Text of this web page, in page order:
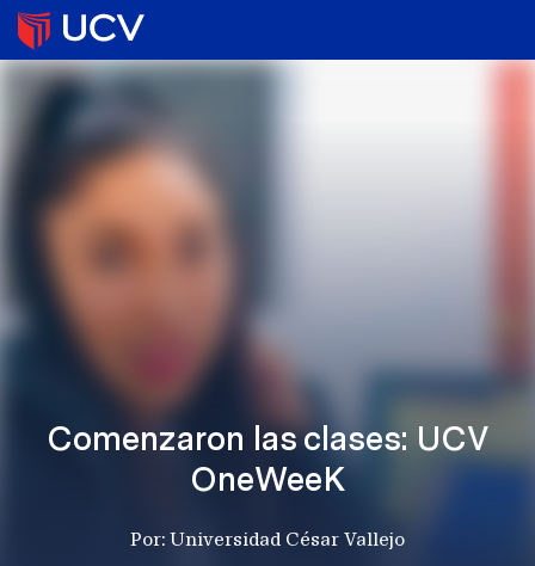
Comenzaron las clases: UCV
OneWeeK
Por: Universidad César Vallejo